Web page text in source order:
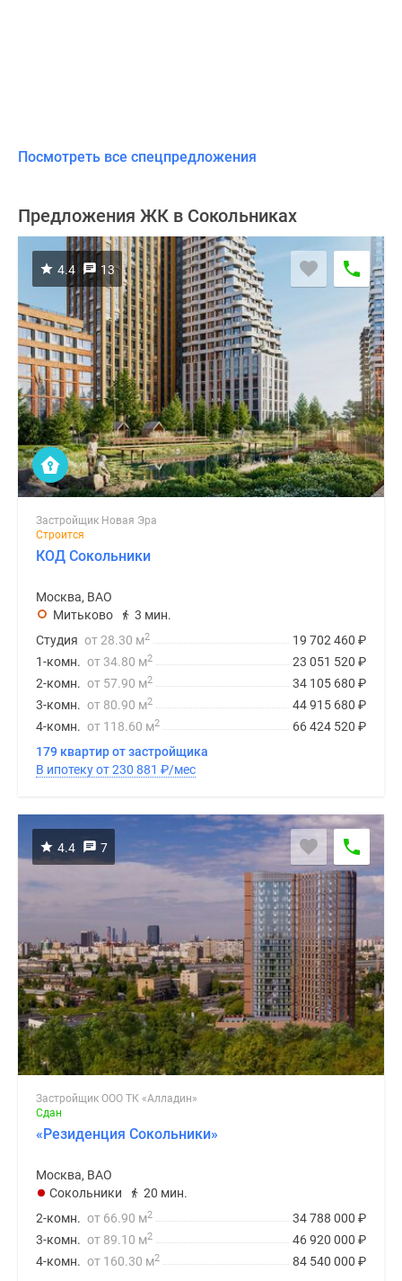
Посмотреть все спецпредложения
Предложения ЖК в Сокольниках
4.4 13
Застройщик Новая Эра
Строится
КОД Сокольники
Москва, ВАО
Митьково
3 мин.
19 702 460 ₽
Студия от 28.30 м2
23 051 520 ₽
1-комн. от 34.80 м2
34 105 680 ₽
2-комн. от 57.90 м2
44 915 680 ₽
3-комн. от 80.90 м2
66 424 520 ₽
4-комн. от 118.60 м2
179 квартир от застройщика
В ипотеку от 230 881 ₽/мес
4.4 7
Застройщик ООО ТК «Алладин»
Сдан
«Резиденция Сокольники»
Москва, ВАО
Сокольники
20 мин.
34 788 000 ₽
2-комн. от 66.90 м2
46 920 000 ₽
3-комн. от 89.10 м2
84 540 000 ₽
4-комн. от 160.30 м2